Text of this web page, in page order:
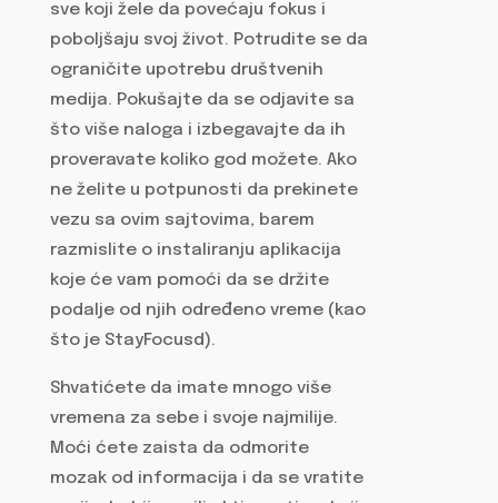
sve koji žele da povećaju fokus i
poboljšaju svoj život. Potrudite se da
ograničite upotrebu društvenih
medija. Pokušajte da se odjavite sa
što više naloga i izbegavajte da ih
proveravate koliko god možete. Ako
ne želite u potpunosti da prekinete
vezu sa ovim sajtovima, barem
razmislite o instaliranju aplikacija
koje će vam pomoći da se držite
podalje od njih određeno vreme (kao
što je StayFocusd).
Shvatićete da imate mnogo više
vremena za sebe i svoje najmilije.
Moći ćete zaista da odmorite
mozak od informacija i da se vratite